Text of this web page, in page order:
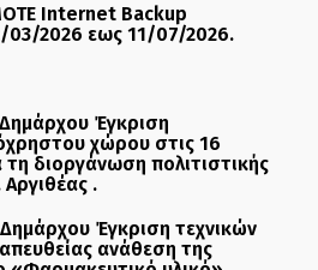
Internet Backup
03/2026 εως 11/07/2026.
Έγκριση
χώρου στις 16
διοργάνωση πολιτιστικής
.
Έγκριση τεχνικών
ανάθεση της